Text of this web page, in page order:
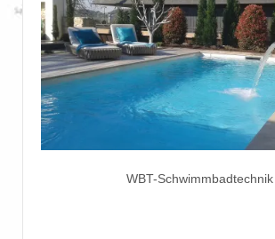
WBT-Schwimmbadtechnik